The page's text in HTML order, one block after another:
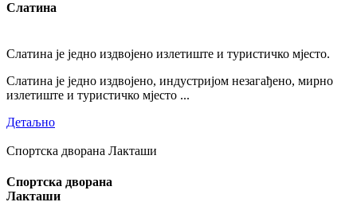
Слатина
Слатина је једно издвојено излетиште и туристичко мјесто.
Слатина је једно издвојено, индустријом незагађено, мирно
излетиште и туристичко мјесто ...
Детаљно
Спортска дворана Лакташи
Спортска дворана
Лакташи